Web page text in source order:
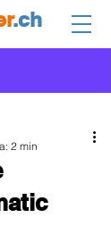
.ch
2 min